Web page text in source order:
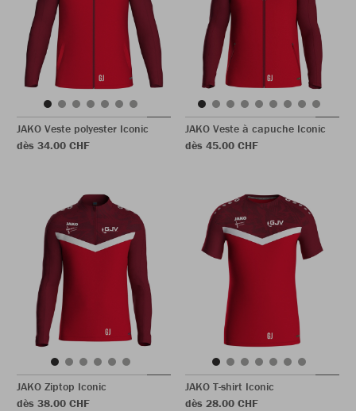
JAKO Veste polyester Iconic
dès 34.00 CHF
JAKO Veste à capuche Iconic
dès 45.00 CHF
JAKO Ziptop Iconic
dès 38.00 CHF
JAKO T-shirt Iconic
dès 28.00 CHF